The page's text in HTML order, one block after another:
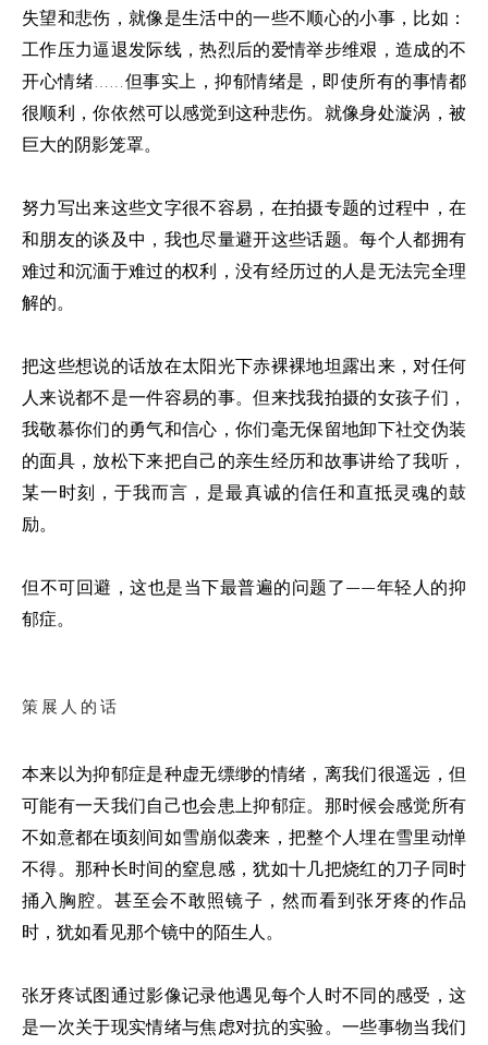
失望和悲伤，就像是生活中的一些不顺心的小事，比如：
工作压力逼退发际线，热烈后的爱情举步维艰，造成的不
开心情绪……但事实上，抑郁情绪是，即使所有的事情都
很顺利，你依然可以感觉到这种悲伤。就像身处漩涡，被
巨大的阴影笼罩。
努力写出来这些文字很不容易，在拍摄专题的过程中，在
和朋友的谈及中，我也尽量避开这些话题。每个人都拥有
难过和沉湎于难过的权利，没有经历过的人是无法完全理
解的。
把这些想说的话放在太阳光下赤裸裸地坦露出来，对任何
人来说都不是一件容易的事。但来找我拍摄的女孩子们，
我敬慕你们的勇气和信心，你们毫无保留地卸下社交伪装
的面具，放松下来把自己的亲生经历和故事讲给了我听，
某一时刻，于我而言，是最真诚的信任和直抵灵魂的鼓
励。
但不可回避，这也是当下最普遍的问题了——年轻人的抑
郁症。
策展人的话
本来以为抑郁症是种虚无缥缈的情绪，离我们很遥远，但
可能有一天我们自己也会患上抑郁症。那时候会感觉所有
不如意都在顷刻间如雪崩似袭来，把整个人埋在雪里动惮
不得。那种长时间的窒息感，犹如十几把烧红的刀子同时
捅入胸腔。甚至会不敢照镜子，然而看到张牙疼的作品
时，犹如看见那个镜中的陌生人。
张牙疼试图通过影像记录他遇见每个人时不同的感受，这
是一次关于现实情绪与焦虑对抗的实验。一些事物当我们